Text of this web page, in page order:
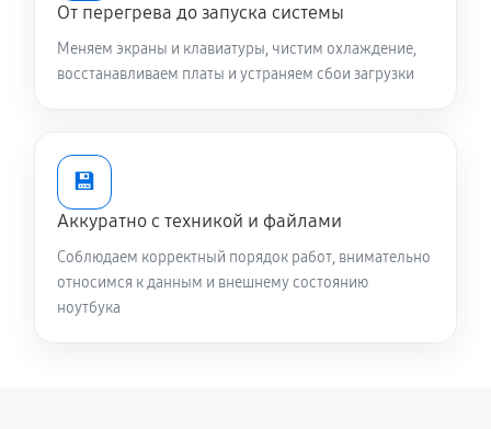
Установка драйверов ноутбука Asus L1
L1500CDABQ0641T
30 минут
L1500CDABQ0641T
Ремонт петель крышки
640 руб 50 минут
От перегрева до запуска системы
Меняем экраны и клавиатуры, чистим охлаждение,
восстанавливаем платы и устраняем сбои загрузки
💾
Аккуратно с техникой и файлами
Соблюдаем корректный порядок работ, внимательно
относимся к данным и внешнему состоянию
ноутбука